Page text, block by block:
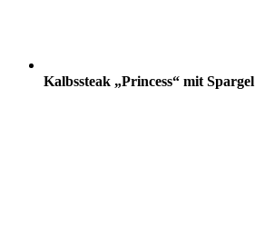
Kalbssteak „Princess“ mit Spargel